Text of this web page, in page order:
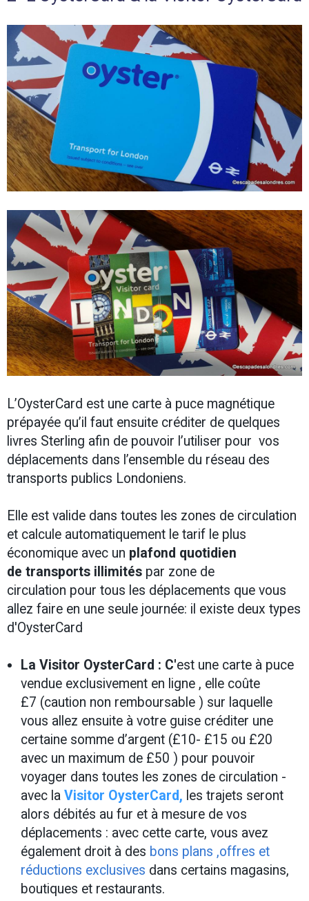
L’OysterCard est une carte à puce magnétique
prépayée qu’il faut ensuite créditer de quelques
livres Sterling afin de pouvoir l’utiliser pour vos
déplacements dans l’ensemble du réseau des
transports publics Londoniens.
Elle est valide dans toutes les zones de circulation
et calcule automatiquement le tarif le plus
économique avec un plafond quotidien
de transports illimités par zone de
circulation pour tous les déplacements que vous
allez faire en une seule journée: il existe deux types
d'OysterCard
La Visitor OysterCard : C'est une carte à puce
vendue exclusivement en ligne , elle coûte
£7 (caution non remboursable ) sur laquelle
vous allez ensuite à votre guise créditer une
certaine somme d’argent (£10- £15 ou £20
avec un maximum de £50 ) pour pouvoir
voyager dans toutes les zones de circulation -
avec la Visitor OysterCard, les trajets seront
alors débités au fur et à mesure de vos
déplacements : avec cette carte, vous avez
également droit à des bons plans ,offres et
réductions exclusives dans certains magasins,
boutiques et restaurants.